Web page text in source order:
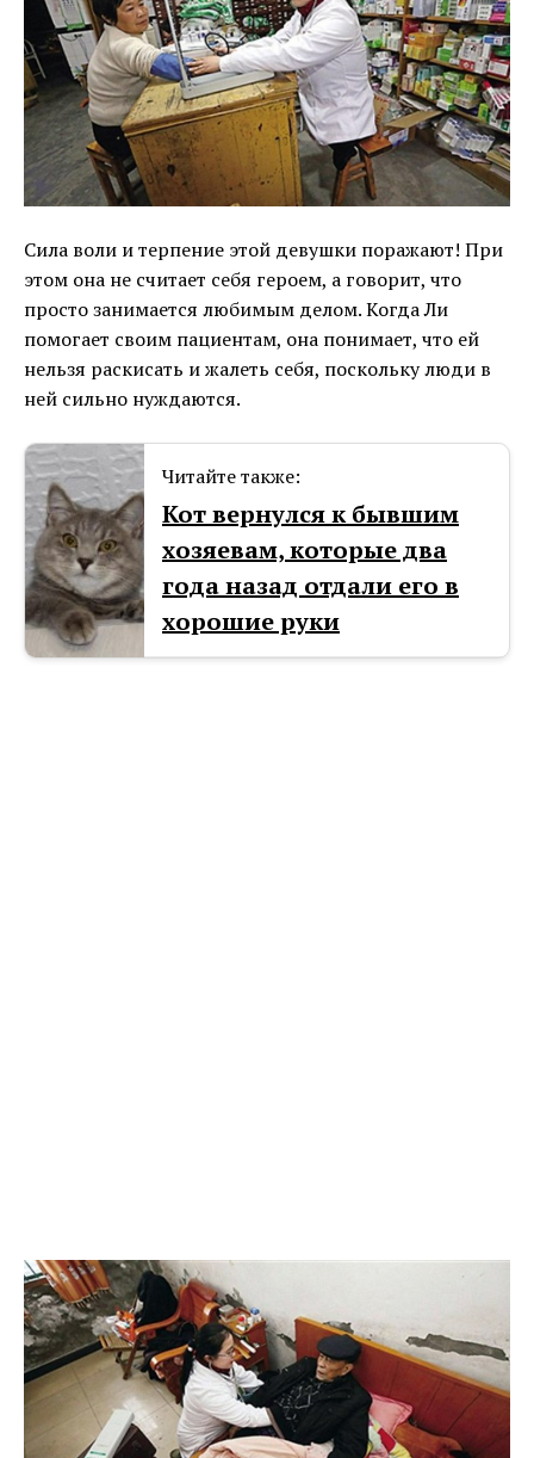
Сила воли и терпение этой девушки поражают! При
этом она не считает себя героем, а говорит, что
просто занимается любимым делом. Когда Ли
помогает своим пациентам, она понимает, что ей
нельзя раскисать и жалеть себя, поскольку люди в
ней сильно нуждаются.
Читайте также:
Кот вернулся к бывшим
хозяевам, которые два
года назад отдали его в
хорошие руки